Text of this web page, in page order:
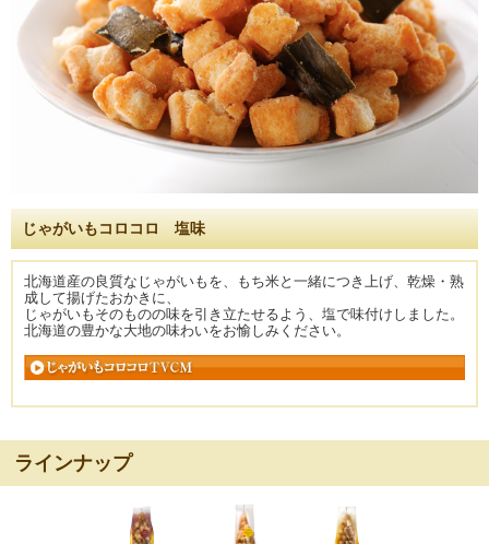
じゃがいもコロコロ 塩味
北海道産の良質なじゃがいもを、もち米と一緒につき上げ、乾燥・熟
成して揚げたおかきに、
じゃがいもそのものの味を引き立たせるよう、塩で味付けしました。
北海道の豊かな大地の味わいをお愉しみください。
ラインナップ